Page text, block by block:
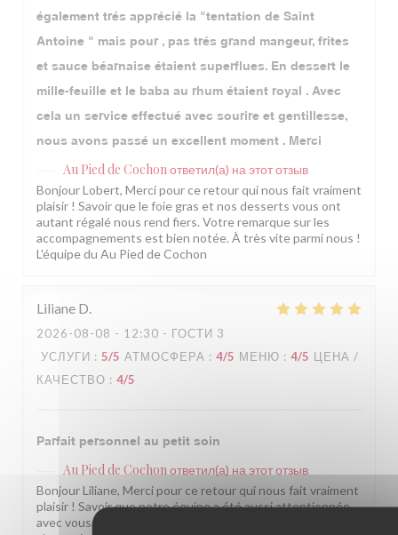
également trés apprécié la "tentation de Saint
Antoine " mais pour , pas trés grand mangeur, frites
et sauce béarnaise étaient superflues. En dessert le
mille-feuille et le baba au rhum étaient royal . Avec
cela un service effectué avec sourire et gentillesse,
nous avons passé un excellent moment . Merci
Au Pied de Cochonответил(а) на этот отзыв
Bonjour Lobert, Merci pour ce retour qui nous fait vraiment
plaisir ! Savoir que le foie gras et nos desserts vous ont
autant régalé nous rend fiers. Votre remarque sur les
accompagnements est bien notée. À très vite parmi nous !
L'équipe du Au Pied de Cochon
Liliane D
2026-08-08 - 12:30 - ГОСТИ 3
УСЛУГИ : 5/5 АТМОСФЕРА : 4/5 МЕНЮ : 4/5 ЦЕНА /
КАЧЕСТВО : 4/5
Parfait personnel au petit soin
Au Pied de Cochonответил(а) на этот отзыв
Bonjour Liliane, Merci pour ce retour qui nous fait vraiment
plaisir ! Savoir que notre équipe a été aussi attentionnée
avec vous, c'est exactement ce qui nous tient à cœur